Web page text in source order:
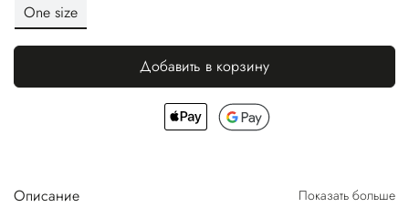
One size
Добавить в корзину
Описание Показать больше